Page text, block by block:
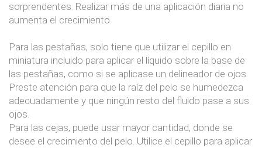
sorprendentes. Realizar más de una aplicación diaria no
aumenta el crecimiento.
Para las pestañas, solo tiene que utilizar el cepillo en
miniatura incluido para aplicar el líquido sobre la base de
las pestañas, como si se aplicase un delineador de ojos.
Preste atención para que la raíz del pelo se humedezca
adecuadamente y que ningún resto del fluido pase a sus
ojos.
Para las cejas, puede usar mayor cantidad, donde se
desee el crecimiento del pelo. Utilice el cepillo para aplicar